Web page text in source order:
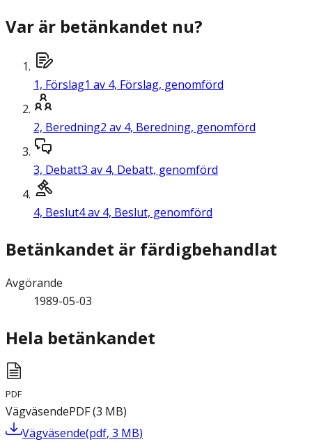
Var är betänkandet nu?
1, Förslag1 av 4, Förslag, genomförd
2, Beredning2 av 4, Beredning, genomförd
3, Debatt3 av 4, Debatt, genomförd
4, Beslut4 av 4, Beslut, genomförd
Betänkandet är färdigbehandlat
Avgörande
1989-05-03
Hela betänkandet
PDF
VägväsendePDF(3 MB)
Vägväsende(pdf, 3 MB)